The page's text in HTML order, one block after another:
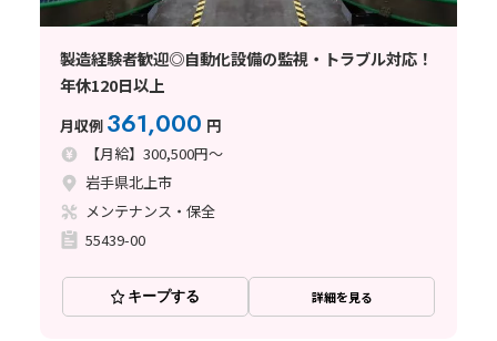
製造経験者歓迎◎自動化設備の監視・トラブル対応！
年休120日以上
月収例 361,000 円
【月給】300,500円～
岩手県北上市
メンテナンス・保全
55439-00
キープする 詳細を見る